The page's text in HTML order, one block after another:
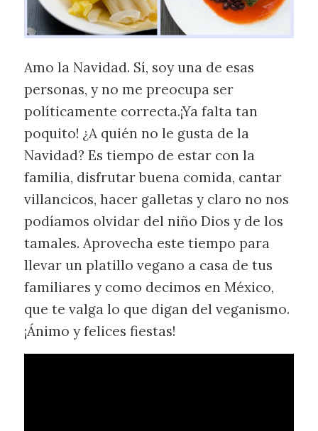
Amo la Navidad. Sí, soy una de esas
personas, y no me preocupa ser
políticamente correcta.¡Ya falta tan
poquito! ¿A quién no le gusta de la
Navidad? Es tiempo de estar con la
familia, disfrutar buena comida, cantar
villancicos, hacer galletas y claro no nos
podíamos olvidar del niño Dios y de los
tamales. Aprovecha este tiempo para
llevar un platillo vegano a casa de tus
familiares y como decimos en México,
que te valga lo que digan del veganismo.
¡Ánimo y felices fiestas!